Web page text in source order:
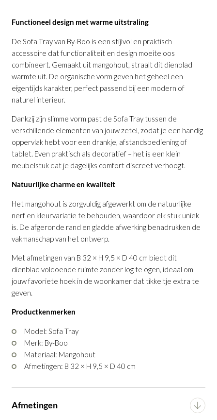
Functioneel design met warme uitstraling
De Sofa Tray van By-Boo is een stijlvol en praktisch
accessoire dat functionaliteit en design moeiteloos
combineert. Gemaakt uit mangohout, straalt dit dienblad
warmte uit. De organische vorm geven het geheel een
eigentijds karakter, perfect passend bij een modern of
naturel interieur.
Dankzij zijn slimme vorm past de Sofa Tray tussen de
verschillende elementen van jouw zetel, zodat je een handig
oppervlak hebt voor een drankje, afstandsbediening of
tablet. Even praktisch als decoratief – het is een klein
meubelstuk dat je dagelijks comfort discreet verhoogt.
Natuurlijke charme en kwaliteit
Het mangohout is zorgvuldig afgewerkt om de natuurlijke
nerf en kleurvariatie te behouden, waardoor elk stuk uniek
is. De afgeronde rand en gladde afwerking benadrukken de
vakmanschap van het ontwerp.
Met afmetingen van B 32 × H 9,5 × D 40 cm biedt dit
dienblad voldoende ruimte zonder log te ogen, ideaal om
jouw favoriete hoek in de woonkamer dat tikkeltje extra te
geven.
Productkenmerken
Model: Sofa Tray
Merk: By-Boo
Materiaal: Mangohout
Afmetingen: B 32 × H 9,5 × D 40 cm
Afmetingen
Dienblad Sofa Tray Mangois toegevoegd
Dienblad Sofa Tray Mango
Productnummer: G14100028828
GA NAAR WINKELMANDJE
OF VERDER WINKELEN